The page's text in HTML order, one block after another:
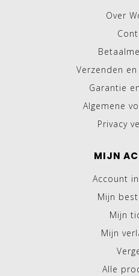
Over
Verzenden
Garantie
Algemene
Privacy
MIJN
Account
Mijn
Mijn
Mijn
Alle